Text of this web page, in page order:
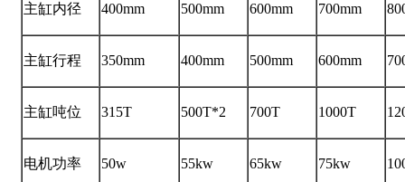
主缸内径 400mm 500mm 600mm 700mm
主缸行程 350mm 400mm 500mm 600mm
主缸吨位 315T 500T*2 700T 1000T
电机功率 50w 55kw 65kw 75kw